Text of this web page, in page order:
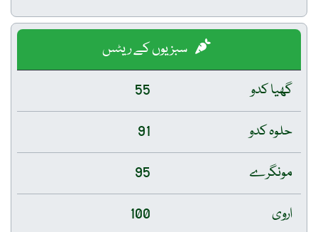
سبزیوں کے ریٹس
گھیا کدو
55
حلوہ کدو
91
مونگرے
95
اروی
100